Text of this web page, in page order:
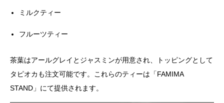
ミルクティー
フルーツティー
茶葉はアールグレイとジャスミンが用意され、トッピングとして
タピオカも注文可能です。これらのティーは「FAMIMA
STAND」にて提供されます。